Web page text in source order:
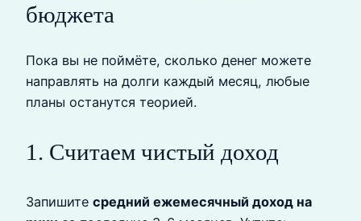
бюджета
Пока вы не поймёте, сколько денег можете
направлять на долги каждый месяц, любые
планы останутся теорией.
1. Считаем чистый доход
Запишите средний ежемесячный доход на